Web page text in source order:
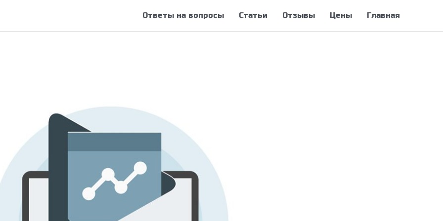
Ответы на вопросы Статьи Отзывы Цены Главная